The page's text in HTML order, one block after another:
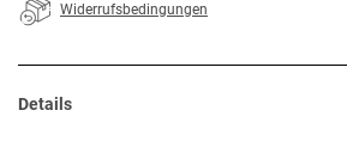
Widerrufsbedingungen
Details